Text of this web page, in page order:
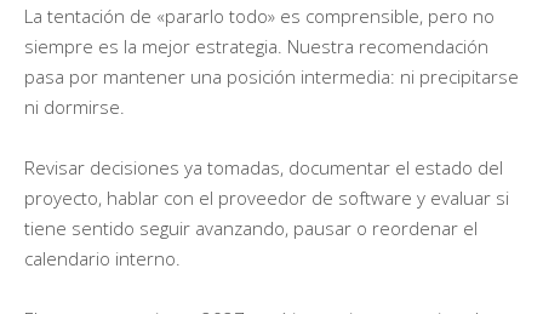
La tentación de «pararlo todo» es comprensible, pero no
siempre es la mejor estrategia. Nuestra recomendación
pasa por mantener una posición intermedia: ni precipitarse
ni dormirse.
Revisar decisiones ya tomadas, documentar el estado del
proyecto, hablar con el proveedor de software y evaluar si
tiene sentido seguir avanzando, pausar o reordenar el
calendario interno.